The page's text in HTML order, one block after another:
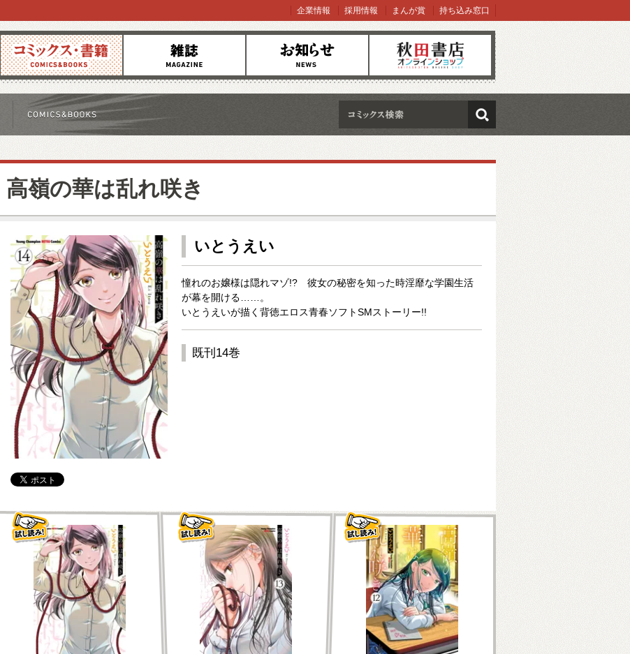
コミックス 雑誌 お知らせ オンラインショップ
企業情報 採用情報 まんが賞 持ち込み窓口
検索
高嶺の華は乱れ咲き
いとうえい
憧れのお嬢様は隠れマゾ!? 彼女の秘密を知った時淫靡な学園生活
が幕を開ける……。
いとうえいが描く背徳エロス青春ソフトSMストーリー!!
既刊14巻